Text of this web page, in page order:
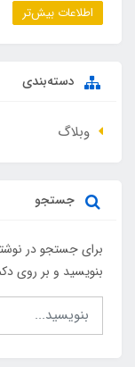
اطلاعات بیش‌تر
دسته‌بندی
وبلاگ
جستجو
برای جستجو در
بنویسید و بر روی